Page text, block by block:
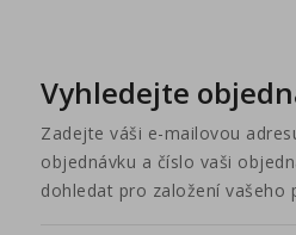
Vyhledejte
Zadejte váši e-mailovou
objednávku a číslo vaši
dohledat pro založení vašeho